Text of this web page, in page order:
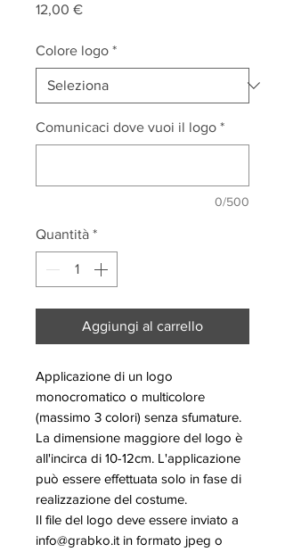
12,00 €Prezzo
Colore logo *
Comunicaci dove vuoi il logo *
0/500
Quantità *
Aggiungi al carrello
Applicazione di un logo
monocromatico o multicolore
(massimo 3 colori) senza sfumature.
La dimensione maggiore del logo è
all'incirca di 10-12cm. L'applicazione
può essere effettuata solo in fase di
realizzazione del costume.
Il file del logo deve essere inviato a
info@grabko.it in formato jpeg o